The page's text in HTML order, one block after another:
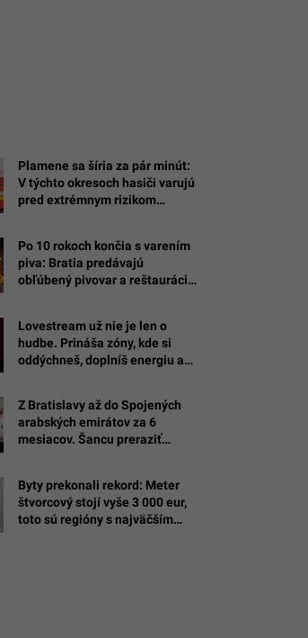
Plamene sa šíria za pár minút:
V týchto okresoch hasiči varujú
pred extrémnym rizikom
Po 10 rokoch končia s varením
piva: Bratia predávajú
obľúbený pivovar a reštaurácie
Lovestream už nie je len o
hudbe. Prináša zóny, kde si
oddýchneš, doplníš energiu a
Z Bratislavy až do Spojených
arabských emirátov za 6
mesiacov. Šancu preraziť
Byty prekonali rekord: Meter
štvorcový stojí vyše 3 000 eur,
toto sú regióny s najväčším